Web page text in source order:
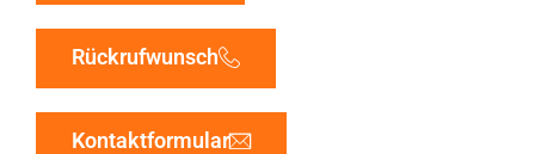
Rückrufwunsch
Kontaktformular